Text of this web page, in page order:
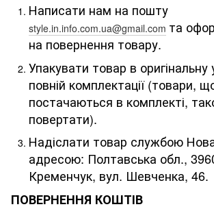
Написати нам на пошту
style.in.info.com.ua@gmail.com та
на повернення товару.
Упакувати товар в оригінальну
повній комплектації (товари,
постачаються в комплекті,
повертати).
Надіслати товар службою
адресою: Полтавська обл.,
Кременчук, вул. Шевченка, 46.
ПОВЕРНЕННЯ КОШТІВ